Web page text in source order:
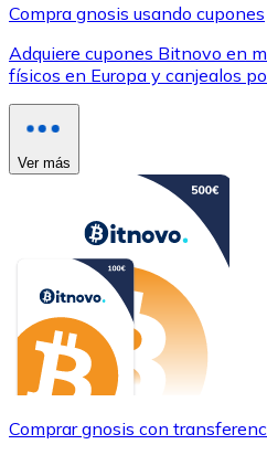
Compra gnosis usando cupones
Adquiere cupones Bitnovo en
físicos en Europa y canjealos
Ver más
Comprar gnosis con